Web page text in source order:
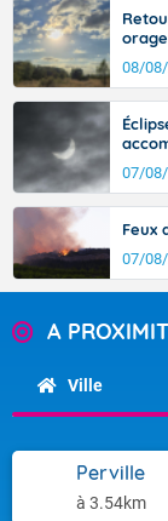
08/
07/
Feux
07/
A
Ville
Perville
à 3.54km